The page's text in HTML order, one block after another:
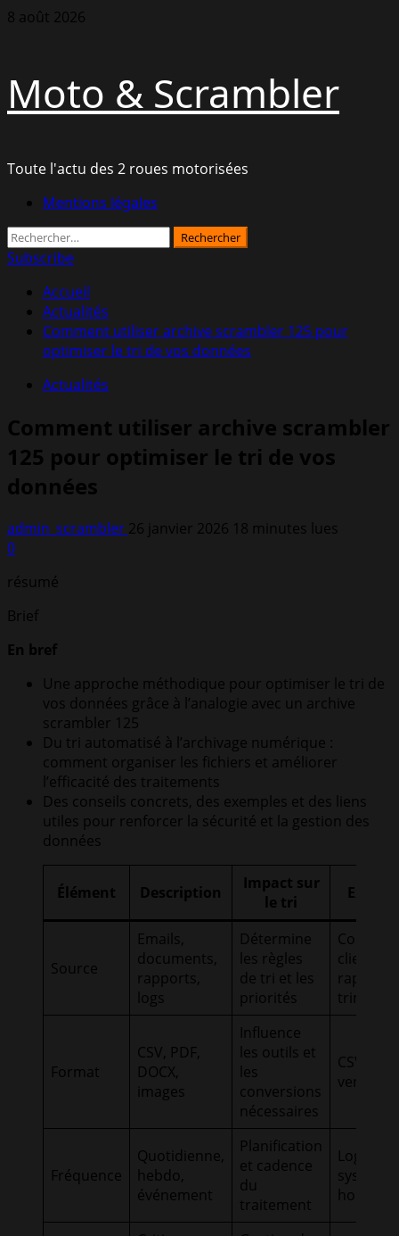
Aller
8 août 2026
Moto & Scrambler
Toute l'actu des 2 roues motorisées
MenuMentions légales
Rechercher :
Subscribe
Accueil
Actualités
Comment utiliser archive scrambler 125 pour
optimiser le tri de vos données
Actualités
Comment utiliser archive scrambler
125 pour optimiser le tri de vos
données
admin_scrambler 26 janvier 2026 18 minutes lues
0
résumé
Brief
En bref
Une approche méthodique pour optimiser le tri de
vos données grâce à l’analogie avec un archive
scrambler 125
Du tri automatisé à l’archivage numérique :
comment organiser les fichiers et améliorer
l’efficacité des traitements
Des conseils concrets, des exemples et des liens
utiles pour renforcer la sécurité et la gestion des
données
Élément Description
Impact sur
le tri
Source
Emails,
documents,
rapports,
logs
Détermine
les règles
de tri et les
priorités
Courrier
client,
rapports
Format
CSV, PDF,
DOCX,
images
Influence
les outils et
les
conversions
nécessaires
CSV de
ventes
Fréquence
Quotidienne,
hebdo,
événement
Planification
et cadence
du
traitement
Logs
système
horaires